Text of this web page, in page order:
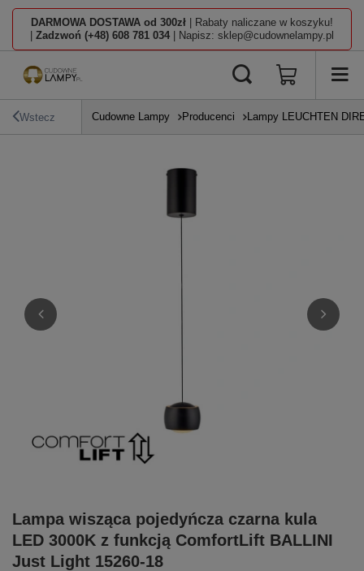
DARMOWA DOSTAWA od 300zł | Rabaty naliczane w koszyku!
Zadzwoń (+48) 608 781 034 | Napisz: sklep@cudownelampy.pl
Wstecz Cudowne Lampy Producenci Lampy LEUCHTEN
Lampa wisząca pojedyńcza czarna kula
LED 3000K z funkcją ComfortLift BALLINI
Just Light 15260-18